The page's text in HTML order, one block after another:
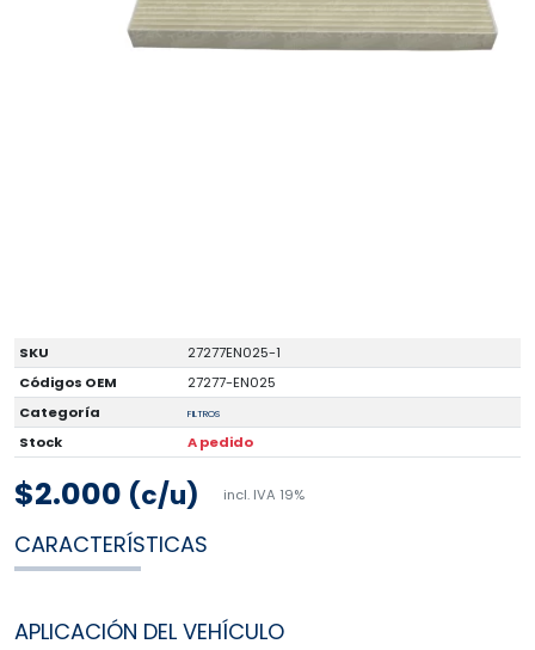
SKU
27277EN025-1
Códigos OEM
27277-EN025
Categoría
FILTROS
Stock A pedido
$2.000 (c/u) incl. IVA 19%
CARACTERÍSTICAS
APLICACIÓN DEL VEHÍCULO